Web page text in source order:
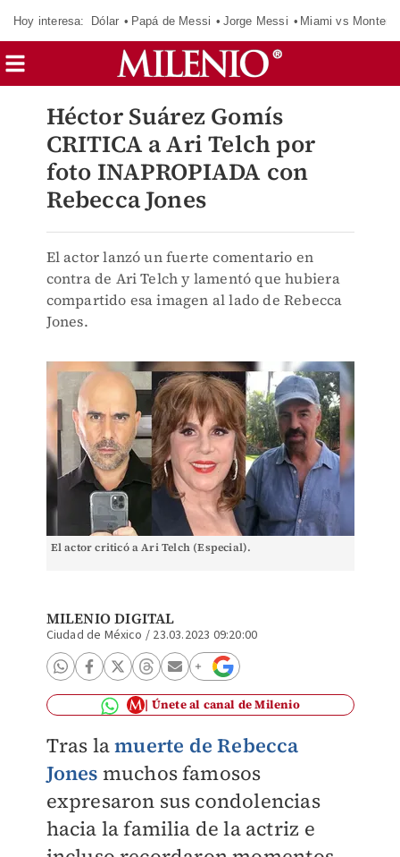
Hoy interesa: Dólar Papá de Messi Jorge Messi Miami vs
Héctor Suárez Gomís
CRITICA a Ari Telch por
foto INAPROPIADA con
Rebecca Jones
El actor lanzó un fuerte comentario en
contra de Ari Telch y lamentó que hubiera
compartido esa imagen al lado de Rebecca
Jones.
El actor criticó a Ari Telch (Especial).
MILENIO DIGITAL
Ciudad de México / 23.03.2023 09:20:00
Únete al canal de Milenio
Tras lamuerte de Rebecca
Jones muchos famosos
expresaron sus condolencias
hacia la familia de la actriz e